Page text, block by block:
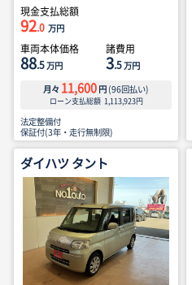
現金支払総額
92.0 万円
車両本体価格
88.5万円
諸費用
3.5万円
月々 11,600 円 (96回払い)
ローン支払総額 1,113,923円
法定整備付
保証付(3年・走行無制限)
ダイハツ タント